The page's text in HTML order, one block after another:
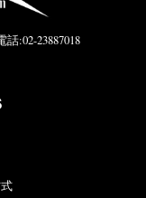
話:02-23887018